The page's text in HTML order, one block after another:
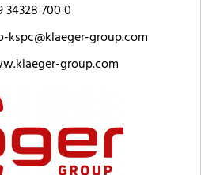
34328 700 0
kspc@klaeger-group.com
group.com